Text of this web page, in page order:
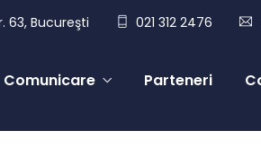
63, Bucureşti 021 312 2476
Comunicare Parteneri